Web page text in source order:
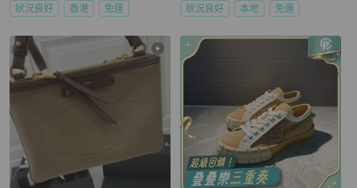
狀況良好 香港 免運 狀況良好 本地 免運